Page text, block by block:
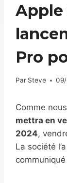
Apple
Pro
Par Steve
Comme
mettra en
2024,
La société